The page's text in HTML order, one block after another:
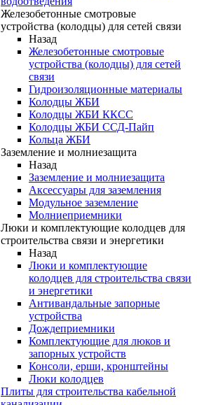
Железобетонные смотровые
устройства (колодцы) для сетей связи
Назад
Железобетонные смотровые
устройства (колодцы) для сетей
связи
Гидроизоляционные материалы
Колодцы ЖБИ
Колодцы ЖБИ ККСС
Колодцы ЖБИ ССД-Пайп
Кольца ЖБИ
Заземление и молниезащита
Назад
Заземление и молниезащита
Аксессуары для заземления
Модульное заземление
Молниеприемники
Люки и комплектующие колодцев для
строительства связи и энергетики
Назад
Люки и комплектующие
колодцев для строительства связи
и энергетики
Антивандальные запорные
устройства
Дождеприемники
Комплектующие для люков и
запорных устройств
Консоли, ерши, кронштейны
Люки колодцев
Плиты для строительства кабельной